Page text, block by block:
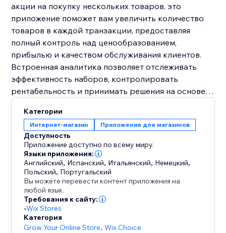
акции на покупку нескольких товаров, это
приложение поможет вам увеличить количество
товаров в каждой транзакции, предоставляя
полный контроль над ценообразованием,
прибылью и качеством обслуживания клиентов.
Встроенная аналитика позволяет отслеживать
эффективность наборов, контролировать
рентабельность и принимать решения на основе
течением времени.
Начните создавать наборы, от которых ваши
клиенты не смогут отказаться, — и наблюдайте за
ростом продаж.
Категории
Интернет-магазин Приложения для магазинов
Доступность
Приложение доступно по всему миру.
Языки приложения:
Английский, Испанский, Итальянский, Немецкий,
Польский, Португальский
Вы можете перевести контент приложения на
любой язык.
Требования к сайту:
-Wix Stores
Категория
Grow Your Online Store,Wix Choice